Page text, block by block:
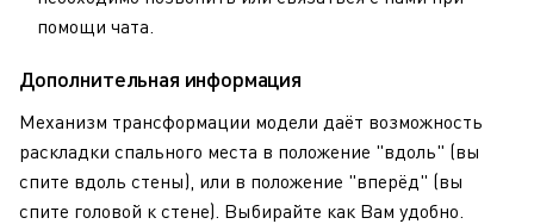
помощи чата.
Дополнительная информация
Механизм трансформации модели даёт возможность
раскладки спального места в положение "вдоль" (вы
спите вдоль стены), или в положение "вперёд" (вы
спите головой к стене). Выбирайте как Вам удобно.